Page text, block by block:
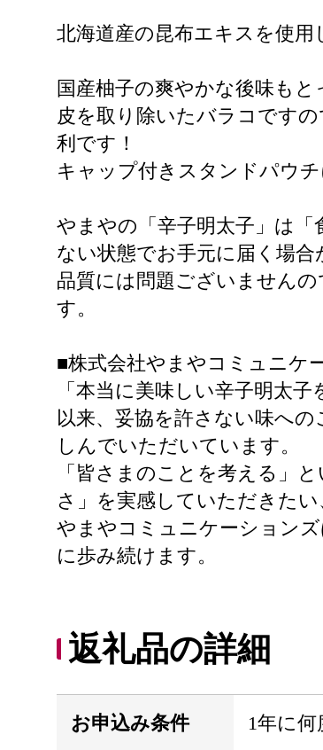
北海道産の昆布エキスを使用
国産柚子の爽やかな後味もと
皮を取り除いたバラコです
利です！
キャップ付きスタンドパウ
やまやの「辛子明太子」は
ない状態でお手元に届く場合
品質には問題ございません
す。
■株式会社やまやコミュニケ
「本当に美味しい辛子明太
以来、妥協を許さない味へ
しんでいただいています。
「皆さまのことを考える」
さ」を実感していただきた
やまやコミュニケーション
に歩み続けます。
返礼品の詳細
お申込み条件 1年に